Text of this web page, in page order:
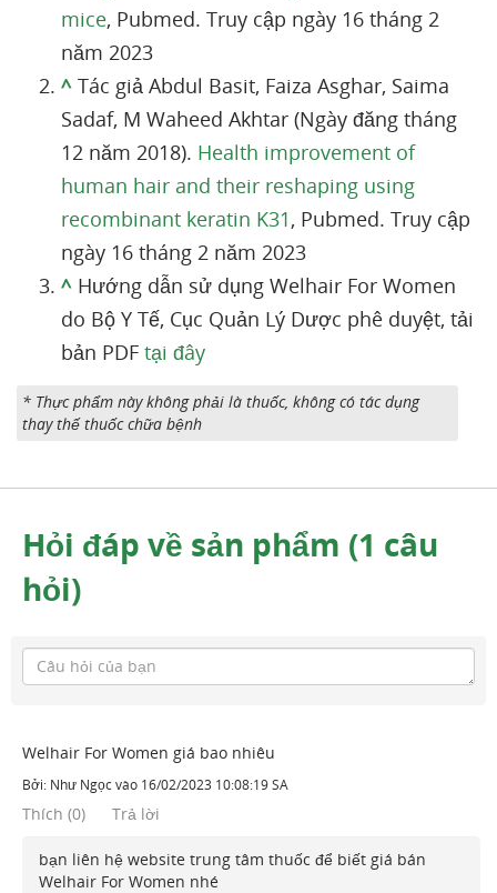
mice, Pubmed. Truy cập ngày 16 tháng 2
năm 2023
^ Tác giả Abdul Basit, Faiza Asghar, Saima
Sadaf, M Waheed Akhtar (Ngày đăng tháng
12 năm 2018). Health improvement of
human hair and their reshaping using
recombinant keratin K31, Pubmed. Truy cập
ngày 16 tháng 2 năm 2023
^ Hướng dẫn sử dụng Welhair For Women
do Bộ Y Tế, Cục Quản Lý Dược phê duyệt, tải
bản PDF tại đây
* Thực phẩm này không phải là thuốc, không có tác dụng
thay thế thuốc chữa bệnh
Hỏi đáp về sản phẩm (1 câu
hỏi)
Welhair For Women giá bao nhiêu
Bởi: Như Ngọcvào 16/02/2023 10:08:19 SA
Thích (0) Trả lời
bạn liên hệ website trung tâm thuốc để biết giá bán
Welhair For Women nhé